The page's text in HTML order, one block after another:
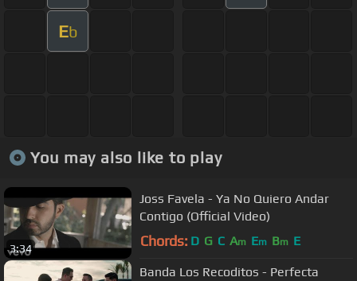
Eb
You may also like to play
3:34
Joss Favela - Ya No Quiero Andar
Contigo (Official Video)
Chords: D G C Am Em Bm E
Banda Los Recoditos - Perfecta